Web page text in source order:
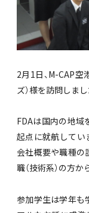
2月1日、M-CAP
ズ）様を訪問しまし
FDAは国内の地域
起点に就航してい
会社概要や職種の
職（技術系）の方
参加学生は学年も